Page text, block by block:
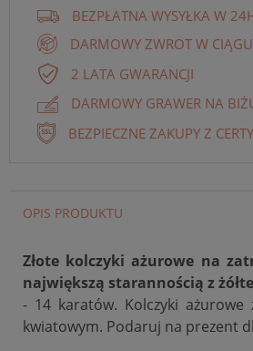
BEZPŁATNA WYSYŁKA W
DARMOWY ZWROT W
2 LATA GWARANCJI
DARMOWY GRAWER NA
BEZPIECZNE ZAKUPY Z
OPIS PRODUKTU
Złote kolczyki ażurowe na
największą starannością z
- 14 karatów. Kolczyki ażurowe
kwiatowym. Podaruj na prezent